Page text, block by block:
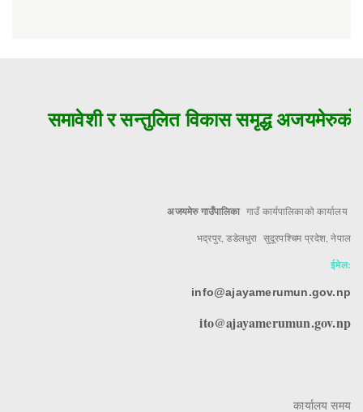
समावेशी र सन्तुलित विकास समृद्ध अजयमेरुको
अजयमेरु गाउँपालिका गाउँ कार्यपालिकाको कार्यालय
भद्रपुर, डडेलधुरा सुदूरपश्चिम प्रदेश, नेपाल
ईमेल:
info@ajayamerumun.gov.np
ito@ajayamerumun.gov.np
कार्यालय समय